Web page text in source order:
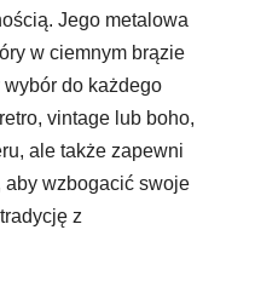
Jego metalowa
w ciemnym brązie
wybór do każdego
vintage lub boho,
ale także zapewni
wzbogacić swoje
z